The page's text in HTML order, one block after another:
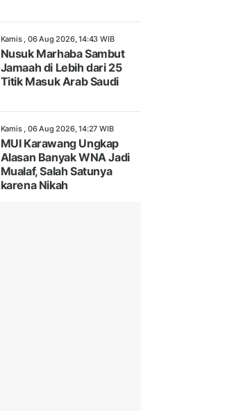
Kamis , 06 Aug 2026, 14:43 WIB
Nusuk Marhaba Sambut
Jamaah di Lebih dari 25
Titik Masuk Arab Saudi
Kamis , 06 Aug 2026, 14:27 WIB
MUI Karawang Ungkap
Alasan Banyak WNA Jadi
Mualaf, Salah Satunya
karena Nikah